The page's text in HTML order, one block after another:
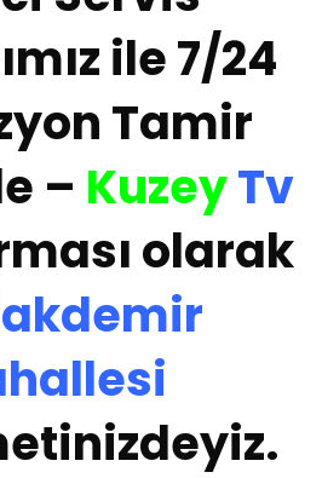
ile 7/24
Tamir
– KuzeyTv
olarak